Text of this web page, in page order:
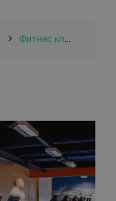
Фитнес клубы